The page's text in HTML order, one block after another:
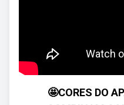
🤩CORES DO